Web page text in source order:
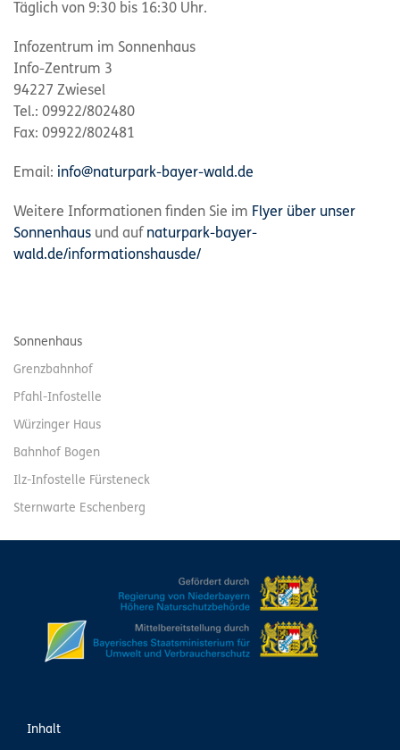
Täglich von 9:30 bis 16:30 Uhr.
Infozentrum im Sonnenhaus
Info-Zentrum 3
94227 Zwiesel
Tel.: 09922/802480
Fax: 09922/802481
Email: info@naturpark-bayer-wald.de
Weitere Informationen finden Sie im Flyer über unser
Sonnenhaus und auf naturpark-bayer-
wald.de/informationshausde/
Sonnenhaus
Grenzbahnhof
Pfahl-Infostelle
Würzinger Haus
Bahnhof Bogen
Ilz-Infostelle Fürsteneck
Sternwarte Eschenberg
Inhalt